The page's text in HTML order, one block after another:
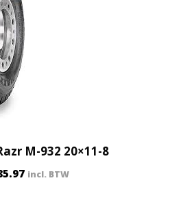
M-932 20×11-8
incl. BTW